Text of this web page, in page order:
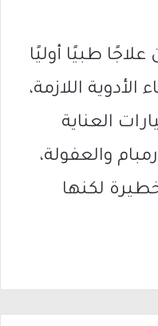
طبيًا أوليًا
اللازمة،
العناية
والعفولة،
لكنها